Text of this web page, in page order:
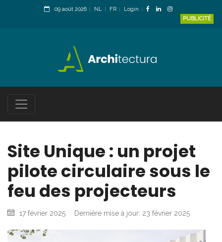
09 août 2026 NL FR
Login
PUBLICITÉ
Site Unique : un projet
pilote circulaire sous le
feu des projecteurs
17 février 2025 Dernière mise à jour: 23 février 2025